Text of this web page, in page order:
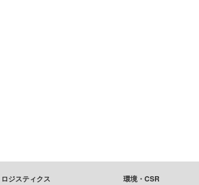
ロジスティクス 環境・CSR